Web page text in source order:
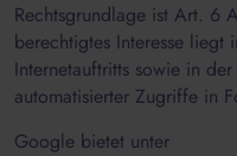
Rechtsgrundlage ist Art. 6
berechtigtes Interesse liegt
Internetauftritts sowie in
automatisierter Zugriffe in
Google bietet unter